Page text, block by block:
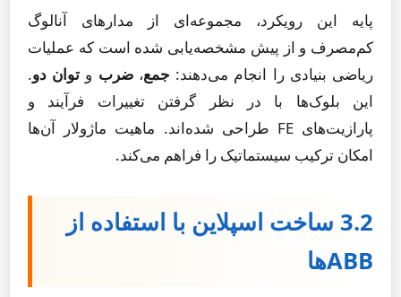
پایه این رویکرد، مجموعه‌ای از مدارهای آنالوگ
کم‌مصرف و از پیش مشخصه‌یابی شده است که عملیات
ریاضی بنیادی را انجام می‌دهند: جمع،ضرب و توان دو.
این بلوک‌ها با در نظر گرفتن تغییرات فرآیند و
پارازیت‌های FE طراحی شده‌اند. ماهیت ماژولار آن‌ها
امکان ترکیب سیستماتیک را فراهم می‌کند.
3.2 ساخت اسپلاین با استفاده از
ABBها